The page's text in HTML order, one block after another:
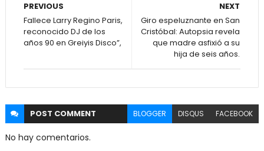
NEXT
Giro espeluznante en San
Cristóbal: Autopsia revela
que madre asfixió a su
hija de seis años.
PREVIOUS
Fallece Larry Regino Paris,
reconocido DJ de los
años 90 en Greiyis Disco”,
POST COMMENT BLOGGER DISQUS FACEBOOK
No hay comentarios.